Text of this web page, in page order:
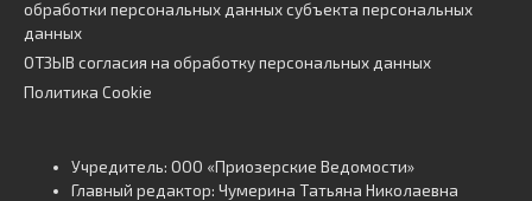
обработки персональных данных субъекта персональных
данных
ОТЗЫВ согласия на обработку персональных данных
Политика Cookie
Учредитель: ООО «Приозерские Ведомости»
Главный редактор: Чумерина Татьяна Николаевна